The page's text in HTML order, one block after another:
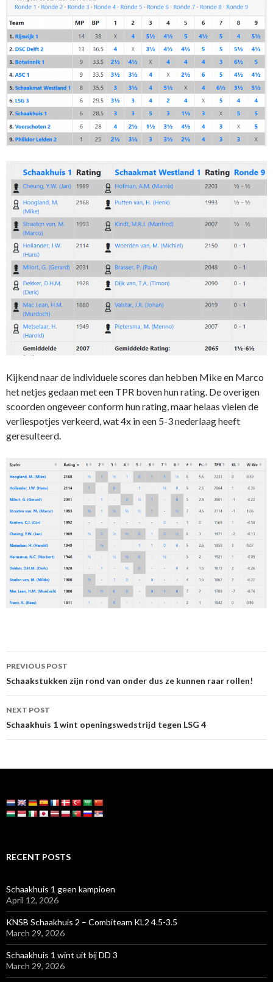
Kijkend naar de individuele scores dan hebben Mike en Marco
het netjes gedaan met een TPR boven hun rating. De overigen
scoorden ongeveer conform hun rating, maar helaas vielen de
verliespotjes verkeerd, wat 4x in een 5-3 nederlaag heeft
geresulteerd.
Post
navigation
PREVIOUS POST
Schaakstukken zijn rond van onder dus ze kunnen raar rollen!
NEXT POST
Schaakhuis 1 wint openingswedstrijd tegen LSG 4
RECENT POSTS
Schaakhuis 1 geen kampioen
April 12, 2026
KNSB Schaakhuis 2 – Combiteam KL2 4.5-3.5
March 29, 2026
Schaakhuis 1 wint uit bij DD 3
March 29, 2026